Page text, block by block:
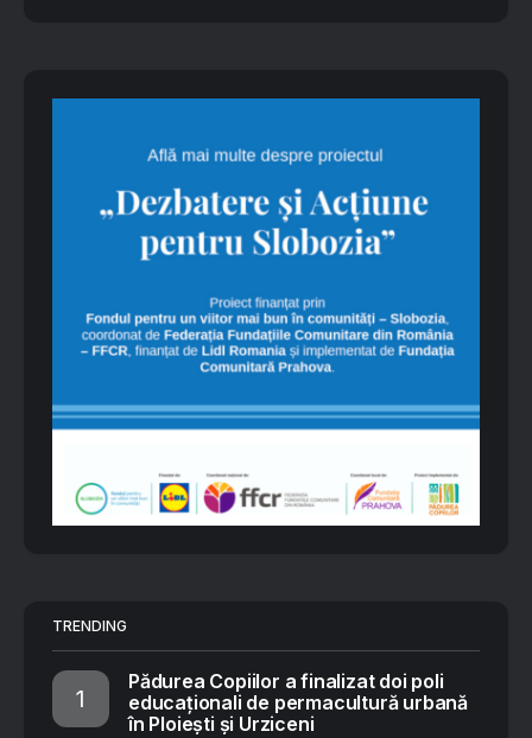
TRENDING
Pădurea Copiilor a finalizat doi poli
educaționali de permacultură urbană
în Ploiești și Urziceni